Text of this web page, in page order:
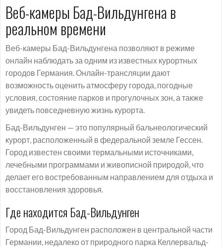
Веб-камеры Бад-Вильдунгена в
реальном времени
Веб-камеры Бад-Вильдунгена позволяют в режиме
онлайн наблюдать за одним из известных курортных
городов Германия. Онлайн-трансляции дают
возможность оценить атмосферу города, погодные
условия, состояние парков и прогулочных зон, а также
увидеть повседневную жизнь курорта.
Бад-Вильдунген — это популярный бальнеологический
курорт, расположенный в федеральной земле Гессен.
Город известен своими термальными источниками,
лечебными программами и живописной природой, что
делает его востребованным направлением для отдыха и
восстановления здоровья.
Где находится Бад-Вильдунген
Город Бад-Вильдунген расположен в центральной части
Германии, недалеко от природного парка Келлервальд-